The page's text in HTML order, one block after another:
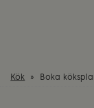
Kök Boka